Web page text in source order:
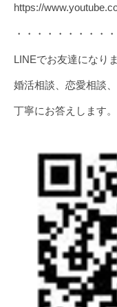
https://
・・・・・・・・・
LINEでお友達になり
婚活相談、恋愛相談
丁寧にお答えします。